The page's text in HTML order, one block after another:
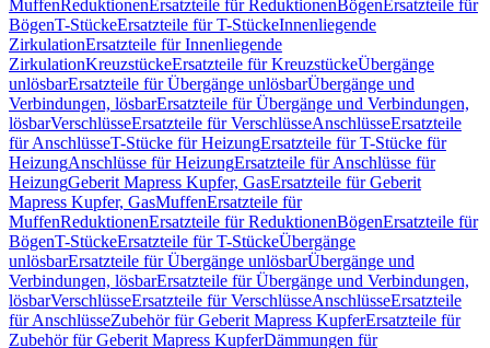
MuffenReduktionenErsatzteile für ReduktionenBögenErsatzteile für
BögenT-StückeErsatzteile für T-StückeInnenliegende
ZirkulationErsatzteile für Innenliegende
ZirkulationKreuzstückeErsatzteile für KreuzstückeÜbergänge
unlösbarErsatzteile für Übergänge unlösbarÜbergänge und
Verbindungen, lösbarErsatzteile für Übergänge und Verbindungen,
lösbarVerschlüsseErsatzteile für VerschlüsseAnschlüsseErsatzteile
für AnschlüsseT-Stücke für HeizungErsatzteile für T-Stücke für
HeizungAnschlüsse für HeizungErsatzteile für Anschlüsse für
HeizungGeberit Mapress Kupfer, GasErsatzteile für Geberit
Mapress Kupfer, GasMuffenErsatzteile für
MuffenReduktionenErsatzteile für ReduktionenBögenErsatzteile für
BögenT-StückeErsatzteile für T-StückeÜbergänge
unlösbarErsatzteile für Übergänge unlösbarÜbergänge und
Verbindungen, lösbarErsatzteile für Übergänge und Verbindungen,
lösbarVerschlüsseErsatzteile für VerschlüsseAnschlüsseErsatzteile
für AnschlüsseZubehör für Geberit Mapress KupferErsatzteile für
Zubehör für Geberit Mapress KupferDämmungen für